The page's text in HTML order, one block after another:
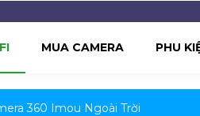
MUA CAMERA PHU
360 Imou Ngoài Trời